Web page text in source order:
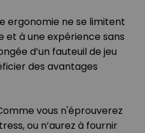
ergonomie ne se limitent
et à une expérience sans
d’un fauteuil de jeu
des avantages
vous n'éprouverez
ou n’aurez à fournir